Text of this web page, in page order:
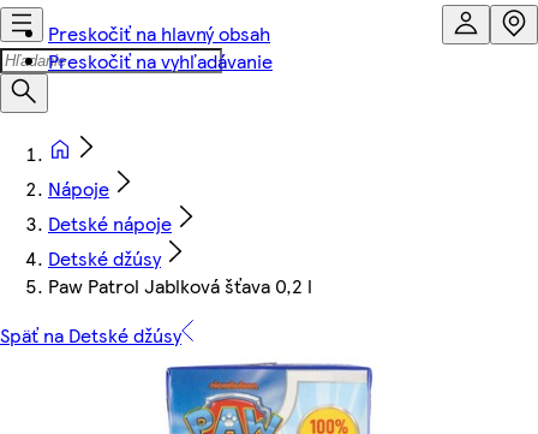
Preskočiť na hlavný obsah
Preskočiť na vyhľadávanie
Nápoje
Detské nápoje
Detské džúsy
Paw Patrol Jablková šťava 0,2 l
Späť na Detské džúsy